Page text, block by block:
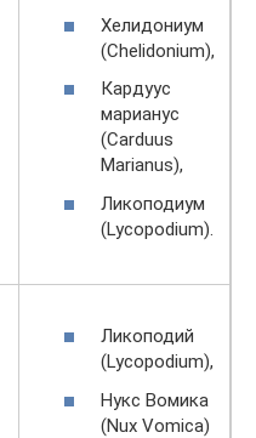
Хелидониум
(Chelidonium),
Кардуус
марианус
(Carduus
Marianus),
Ликоподиум
(Lycopodium).
Ликоподий
(Lycopodium),
Нукс Вомика
(Nux Vomica)